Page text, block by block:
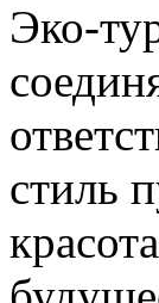
Эко-
стиль